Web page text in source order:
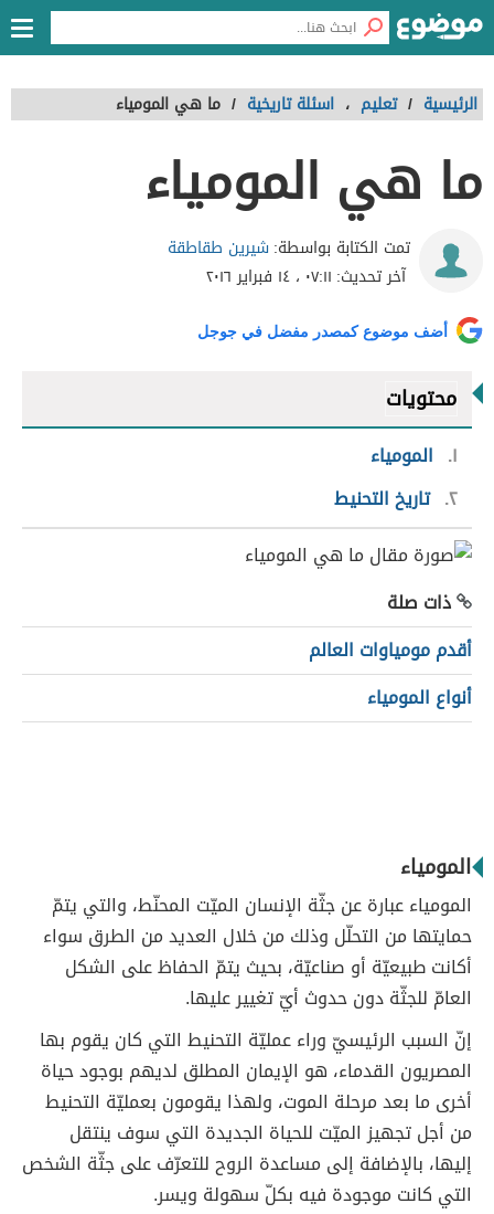
الرئيسية / تعليم ، اسئلة تاريخية / ما هي المومياء
ما هي المومياء
تمت الكتابة بواسطة:شيرين طقاطقة
آخر تحديث: ٠٧:١١ ، ١٤ فبراير ٢٠١٦
أضف موضوع كمصدر مفضل في جوجل
محتويات
١
المومياء
٢ تاريخ التحنيط
ذات صلة
أقدم مومياوات العالم
أنواع المومياء
المومياء
المومياء عبارة عن جثّة الإنسان الميّت المحنّط، والتي يتمّ
حمايتها من التحلّل وذلك من خلال العديد من الطرق سواء
أكانت طبيعيّة أو صناعيّة، بحيث يتمّ الحفاظ على الشكل
العامّ للجثّة دون حدوث أيّ تغيير عليها.
إنّ السبب الرئيسيّ وراء عمليّة التحنيط التي كان يقوم بها
المصريون القدماء، هو الإيمان المطلق لديهم بوجود حياة
أخرى ما بعد مرحلة الموت، ولهذا يقومون بعمليّة التحنيط
من أجل تجهيز الميّت للحياة الجديدة التي سوف ينتقل
إليها، بالإضافة إلى مساعدة الروح للتعرّف على جثّة الشخص
التي كانت موجودة فيه بكلّ سهولة ويسر.